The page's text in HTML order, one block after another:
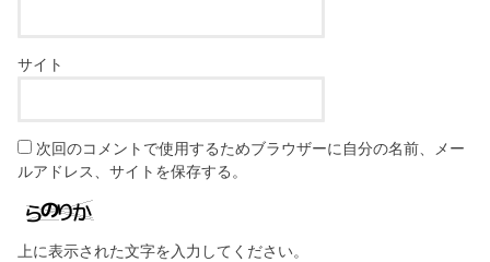
サイト
次回のコメントで使用するためブラウザーに自分の名前、メー
ルアドレス、サイトを保存する。
上に表示された文字を入力してください。